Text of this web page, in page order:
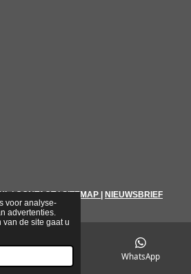
voor analyse-
advertenties.
van de site gaat u
|CONTACT|SITEMAP NIEUWSBRIEF
WhatsApp